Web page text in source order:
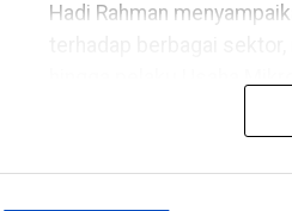
Hadi Rahman